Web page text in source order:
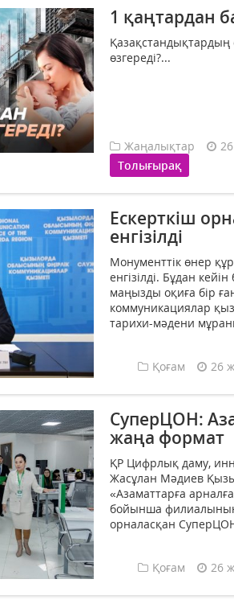
1 қаңтардан
Қазақстандықтардың
өзгереді?...
Жаңалықтар
Толығырақ
Ескерткіш
енгізілді
Монументтік өнер
енгізілді. Бұдан
маңызды оқиға бір
коммуникациялар
тарихи-мәдени
Қоғам 26
СуперЦОН:
жаңа формат
ҚР Цифрлық даму,
Жасұлан Мәдиев
«Азаматтарға
бойынша
орналасқан
Қоғам 26